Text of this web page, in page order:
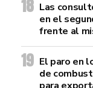
Las
en el
frente al
El paro en
de